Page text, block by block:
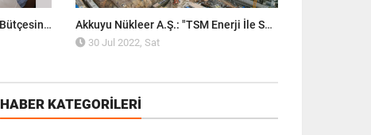
Silifke Belediye Meclisi, 2023 Bütçesini Onayladı! Akkuyu Nükleer A.Ş.: "TSM Enerji İle Sözleşme İmzalandı"
30 Jul 2022, Sat
HABER KATEGORİLERİ